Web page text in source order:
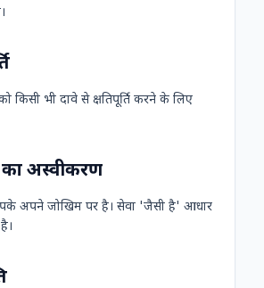
भी दावे से क्षतिपूर्ति करने के लिए
का अस्वीकरण
अपने जोखिम पर है। सेवा 'जैसी है' आधार